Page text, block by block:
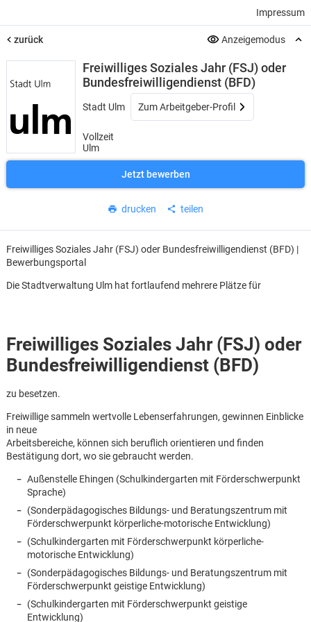
Impressum
zurück Anzeigemodus
Freiwilliges Soziales Jahr (FSJ) oder
Bundesfreiwilligendienst (BFD)
Stadt Ulm Zum Arbeitgeber-Profil
Vollzeit
Ulm
Jetzt bewerben
drucken teilen
Freiwilliges Soziales Jahr (FSJ) oder Bundesfreiwilligendienst (BFD) |
Bewerbungsportal
Die Stadtverwaltung Ulm hat fortlaufend mehrere Plätze für
Freiwilliges Soziales Jahr (FSJ) oder
Bundesfreiwilligendienst (BFD)
zu besetzen.
Freiwillige sammeln wertvolle Lebenserfahrungen, gewinnen Einblicke
in neue
Arbeitsbereiche, können sich beruflich orientieren und finden
Bestätigung dort, wo sie gebraucht werden.
Außenstelle Ehingen (Schulkindergarten mit Förderschwerpunkt
Sprache)
(Sonderpädagogisches Bildungs- und Beratungszentrum mit
Förderschwerpunkt körperliche-motorische Entwicklung)
(Schulkindergarten mit Förderschwerpunkt körperliche-
motorische Entwicklung)
(Sonderpädagogisches Bildungs- und Beratungszentrum mit
Förderschwerpunkt geistige Entwicklung)
(Schulkindergarten mit Förderschwerpunkt geistige
Entwicklung)
Karte anzeigen